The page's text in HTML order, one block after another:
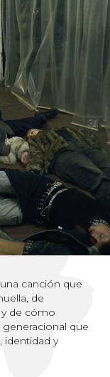
canción que
de
y de cómo
que
identidad y